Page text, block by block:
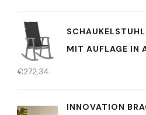
MIT AUFLAGE IN
€272,34
INNOVATION